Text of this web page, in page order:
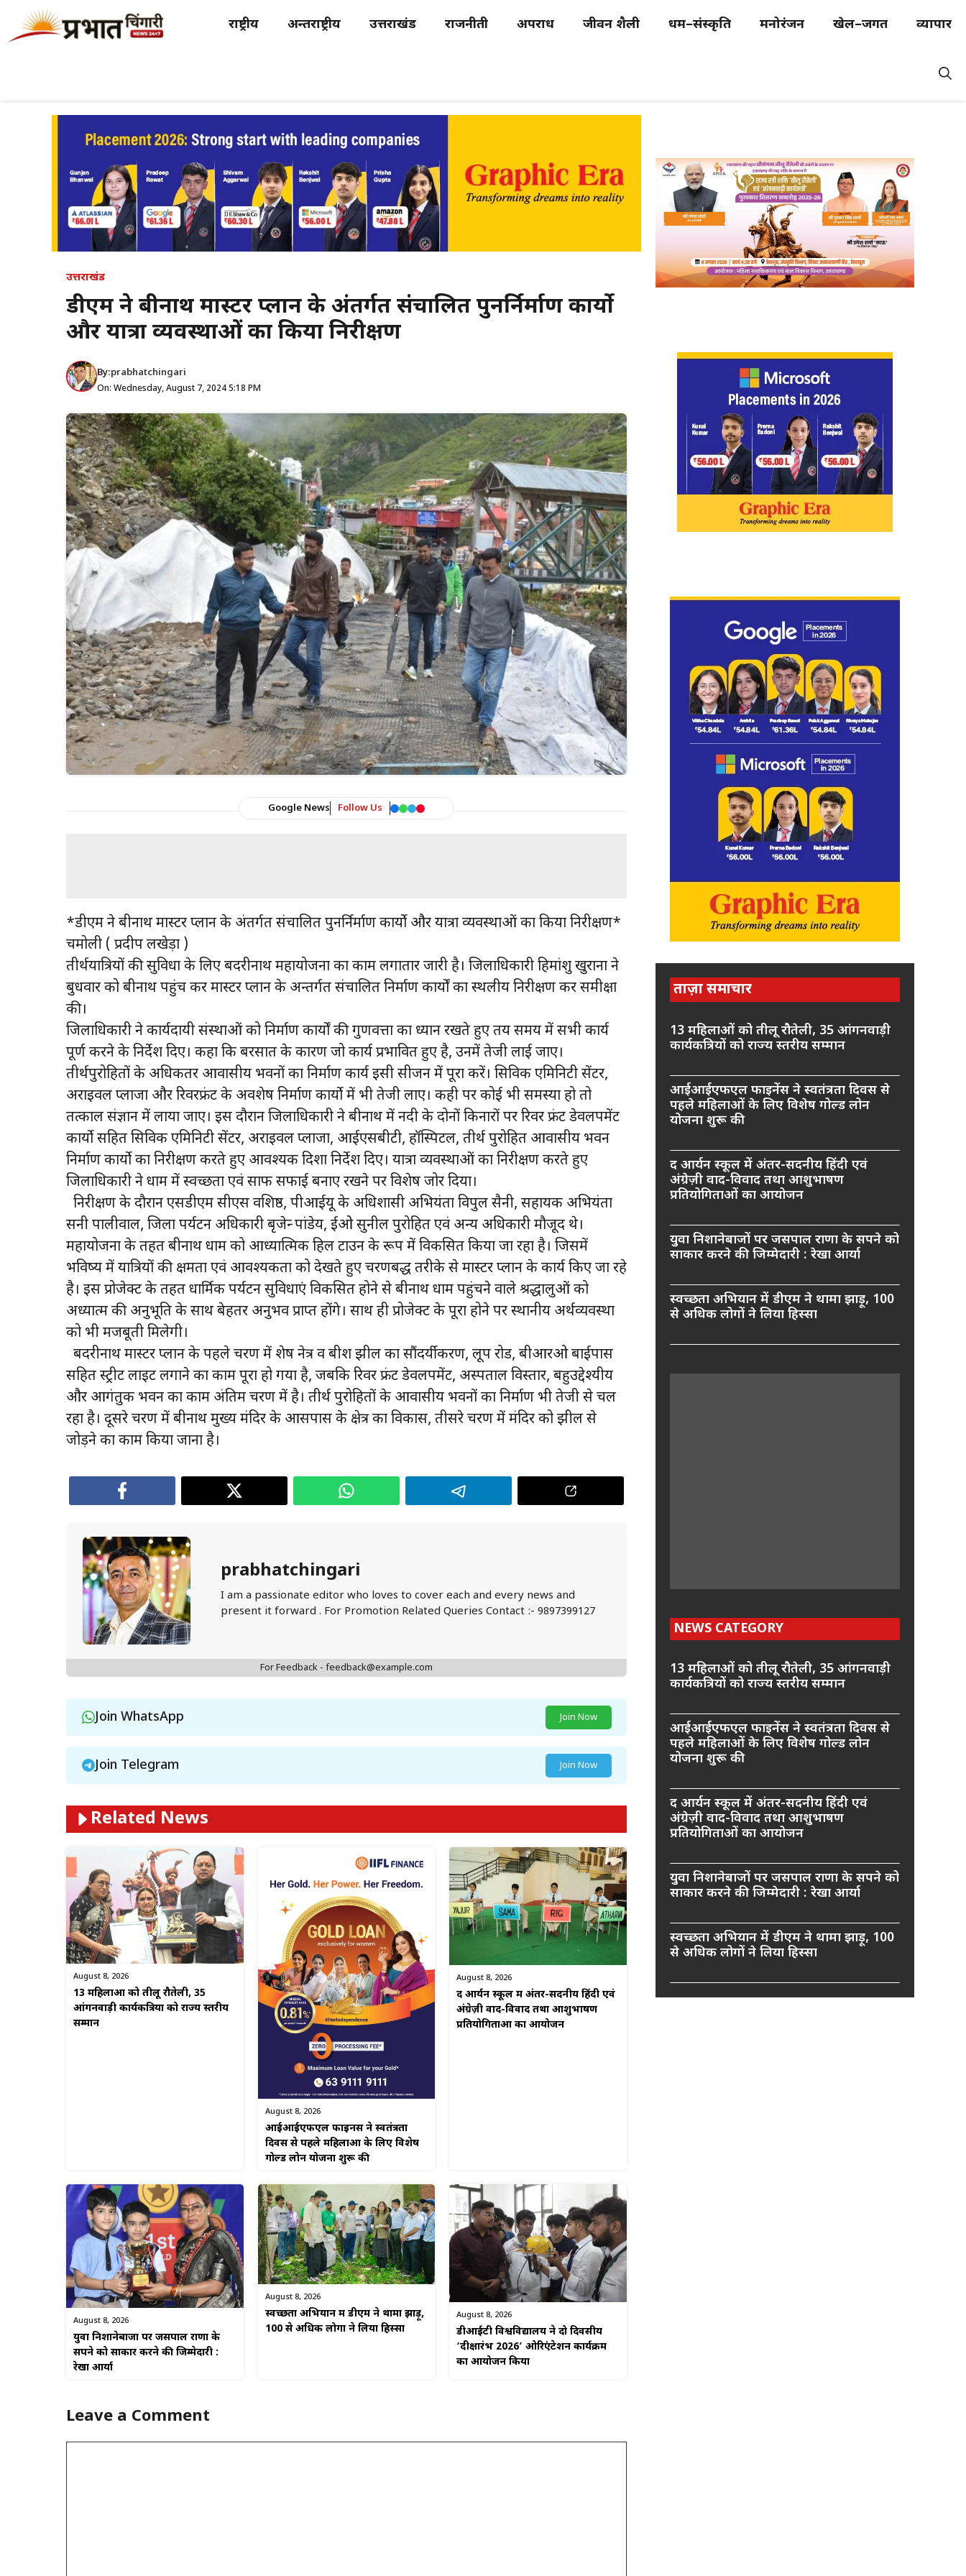
राष्ट्रीय अन्तर्राष्ट्रीय उत्तराखंड राजनीती अपराध जीवन शैली धर्म–संस्कृति मनोरंजन खेल–जगत व्यापार
उत्तराखंड
डीएम ने बद्रीनाथ मास्टर प्लान के अंतर्गत संचालित पुनर्निर्माण कार्यो
और यात्रा व्यवस्थाओं का किया निरीक्षण
By:prabhatchingari
On: Wednesday, August 7, 2024 5:18 PM
Google News Follow Us
*डीएम ने बद्रीनाथ मास्टर प्लान के अंतर्गत संचालित पुनर्निर्माण कार्यो और यात्रा व्यवस्थाओं का किया निरीक्षण*
चमोली ( प्रदीप लखेड़ा )
तीर्थयात्रियों की सुविधा के लिए बदरीनाथ महायोजना का काम लगातार जारी है। जिलाधिकारी हिमांशु खुराना ने
बुधवार को बद्रीनाथ पहुंच कर मास्टर प्लान के अन्तर्गत संचालित निर्माण कार्यों का स्थलीय निरीक्षण कर समीक्षा
की।
जिलाधिकारी ने कार्यदायी संस्थाओं को निर्माण कार्यों की गुणवत्ता का ध्यान रखते हुए तय समय में सभी कार्य
पूर्ण करने के निर्देश दिए। कहा कि बरसात के कारण जो कार्य प्रभावित हुए है, उनमें तेजी लाई जाए।
तीर्थपुरोहितों के अधिकतर आवासीय भवनों का निर्माण कार्य इसी सीजन में पूरा करें। सिविक एमिनिटी सेंटर,
अराइवल प्लाजा और रिवरफ्रंट के अवशेष निर्माण कार्यो में भी तेजी लाए। कही पर कोई भी समस्या हो तो
तत्काल संज्ञान में लाया जाए। इस दौरान जिलाधिकारी ने बद्रीनाथ में नदी के दोनों किनारों पर रिवर फ्रंट डेवलपमेंट
कार्यो सहित सिविक एमिनिटी सेंटर, अराइवल प्लाजा, आईएसबीटी, हॉस्पिटल, तीर्थ पुरोहित आवासीय भवन
निर्माण कार्यो का निरीक्षण करते हुए आवश्यक दिशा निर्देश दिए। यात्रा व्यवस्थाओं का निरीक्षण करते हुए
जिलाधिकारी ने धाम में स्वच्छता एवं साफ सफाई बनाए रखने पर विशेष जोर दिया।
निरीक्षण के दौरान एसडीएम सीएस वशिष्ठ, पीआईयू के अधिशासी अभियंता विपुल सैनी, सहायक अभियंता
सनी पालीवाल, जिला पर्यटन अधिकारी बृजेन्द्र पांडेय, ईओ सुनील पुरोहित एवं अन्य अधिकारी मौजूद थे।
महायोजना के तहत बद्रीनाथ धाम को आध्यात्मिक हिल टाउन के रूप में विकसित किया जा रहा है। जिसमें
भविष्य में यात्रियों की क्षमता एवं आवश्यकता को देखते हुए चरणबद्ध तरीके से मास्टर प्लान के कार्य किए जा रहे
है। इस प्रोजेक्ट के तहत धार्मिक पर्यटन सुविधाएं विकसित होने से बद्रीनाथ धाम पहुंचने वाले श्रद्धालुओं को
अध्यात्म की अनुभूति के साथ बेहतर अनुभव प्राप्त होंगे। साथ ही प्रोजेक्ट के पूरा होने पर स्थानीय अर्थव्यवस्था
को भी मजबूती मिलेगी।
बदरीनाथ मास्टर प्लान के पहले चरण में शेष नेत्र व बद्रीश झील का सौंदर्यीकरण, लूप रोड, बीआरओ बाईपास
सहित स्ट्रीट लाइट लगाने का काम पूरा हो गया है, जबकि रिवर फ्रंट डेवलपमेंट, अस्पताल विस्तार, बहुउद्देश्यीय
और आगंतुक भवन का काम अंतिम चरण में है। तीर्थ पुरोहितों के आवासीय भवनों का निर्माण भी तेजी से चल
रहा है। दूसरे चरण में बद्रीनाथ मुख्य मंदिर के आसपास के क्षेत्र का विकास, तीसरे चरण में मंदिर को झील से
जोड़ने का काम किया जाना है।
prabhatchingari
I am a passionate editor who loves to cover each and every news and
present it forward . For Promotion Related Queries Contact :- 9897399127
For Feedback - feedback@example.com
Join WhatsApp Join Now
Join Telegram Join Now
Related News
August 8, 2026
13 महिलाओं को तीलू रौतेली, 35
आंगनवाड़ी कार्यकत्रियों को राज्य स्तरीय
सम्मान
August 8, 2026
आईआईएफएल फाइनेंस ने स्वतंत्रता
दिवस से पहले महिलाओं के लिए विशेष
गोल्ड लोन योजना शुरू की
August 8, 2026
द आर्यन स्कूल में अंतर-सदनीय हिंदी एवं
अंग्रेज़ी वाद-विवाद तथा आशुभाषण
प्रतियोगिताओं का आयोजन
August 8, 2026
युवा निशानेबाजों पर जसपाल राणा के
सपने को साकार करने की जिम्मेदारी :
रेखा आर्या
August 8, 2026
स्वच्छता अभियान में डीएम ने थामा झाड़ू,
100 से अधिक लोगों ने लिया हिस्सा
August 8, 2026
डीआईटी विश्वविद्यालय ने दो दिवसीय
‘दीक्षारंभ 2026’ ओरिएंटेशन कार्यक्रम
का आयोजन किया
Leave a Comment
ताज़ा समाचार
13 महिलाओं को तीलू रौतेली, 35 आंगनवाड़ी
कार्यकत्रियों को राज्य स्तरीय सम्मान
आईआईएफएल फाइनेंस ने स्वतंत्रता दिवस से
पहले महिलाओं के लिए विशेष गोल्ड लोन
योजना शुरू की
द आर्यन स्कूल में अंतर-सदनीय हिंदी एवं
अंग्रेज़ी वाद-विवाद तथा आशुभाषण
प्रतियोगिताओं का आयोजन
युवा निशानेबाजों पर जसपाल राणा के सपने को
साकार करने की जिम्मेदारी : रेखा आर्या
स्वच्छता अभियान में डीएम ने थामा झाड़ू, 100
से अधिक लोगों ने लिया हिस्सा
NEWS CATEGORY
13 महिलाओं को तीलू रौतेली, 35 आंगनवाड़ी
कार्यकत्रियों को राज्य स्तरीय सम्मान
आईआईएफएल फाइनेंस ने स्वतंत्रता दिवस से
पहले महिलाओं के लिए विशेष गोल्ड लोन
योजना शुरू की
द आर्यन स्कूल में अंतर-सदनीय हिंदी एवं
अंग्रेज़ी वाद-विवाद तथा आशुभाषण
प्रतियोगिताओं का आयोजन
युवा निशानेबाजों पर जसपाल राणा के सपने को
साकार करने की जिम्मेदारी : रेखा आर्या
स्वच्छता अभियान में डीएम ने थामा झाड़ू, 100
से अधिक लोगों ने लिया हिस्सा